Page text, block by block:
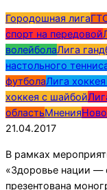
2017-
04-
21
Городошная лига
спорт на передовой
волейболаЛига
настольного
футболаЛига
хоккея с шайбой
областьМнения
21.04.2017
В рамках
«Здоровье нации —
презентована